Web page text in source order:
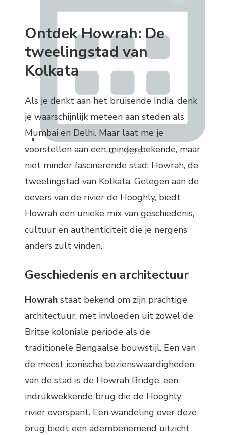
mei 1, 2025
Ontdek Howrah: De
tweelingstad van
Kolkata
Als je denkt aan het bruisende India, denk
je waarschijnlijk meteen aan steden als
Mumbai en Delhi. Maar laat me je
voorstellen aan een minder bekende, maar
niet minder fascinerende stad: Howrah, de
tweelingstad van Kolkata. Gelegen aan de
oevers van de rivier de Hooghly, biedt
Howrah een unieke mix van geschiedenis,
cultuur en authenticiteit die je nergens
anders zult vinden.
Geschiedenis en architectuur
Howrah staat bekend om zijn prachtige
architectuur, met invloeden uit zowel de
Britse koloniale periode als de
traditionele Bengaalse bouwstijl. Een van
de meest iconische bezienswaardigheden
van de stad is de Howrah Bridge, een
indrukwekkende brug die de Hooghly
rivier overspant. Een wandeling over deze
brug biedt een adembenemend uitzicht